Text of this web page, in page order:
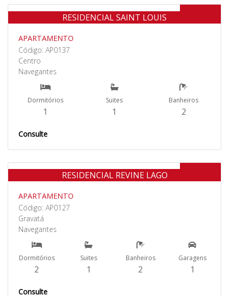
RESIDENCIAL SAINT LOUIS
APARTAMENTO
Código: AP0137
Centro
Navegantes
Dormitórios
1
Suites
1
Banheiros
2
Consulte
RESIDENCIAL REVINE LAGO
APARTAMENTO
Código: AP0127
Gravatá
Navegantes
Dormitórios
2
Suites
1
Banheiros
2
Garagens
1
Consulte